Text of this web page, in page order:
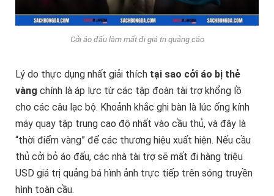
Cởi áo đấu làm mất đi giá trị quảng cáo
Lý do thực dụng nhất giải thích tại sao cởi áo bị thẻ
vàng chính là áp lực từ các tập đoàn tài trợ khổng lồ
cho các câu lạc bộ. Khoảnh khắc ghi bàn là lúc ống kính
máy quay tập trung cao độ nhất vào cầu thủ, và đây là
“thời điểm vàng” để các thương hiệu xuất hiện. Nếu cầu
thủ cởi bỏ áo đấu, các nhà tài trợ sẽ mất đi hàng triệu
USD giá trị quảng bá hình ảnh trực tiếp trên sóng truyền
hình toàn cầu.